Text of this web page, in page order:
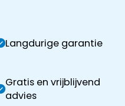
Langdurige garantie
Gratis en vrijblijvend
advies